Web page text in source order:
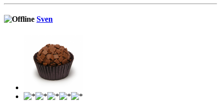
Sven